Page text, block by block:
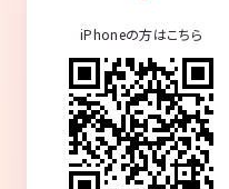
iPhoneの方はこちら